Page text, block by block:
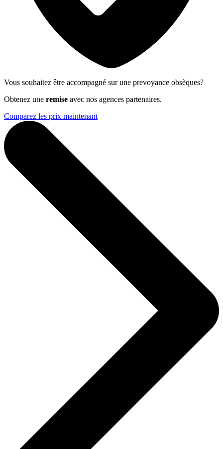
Vous souhaitez être accompagné sur une prevoyance obsèques?
Obtenez une remise avec nos agences partenaires.
Comparez les prix maintenant